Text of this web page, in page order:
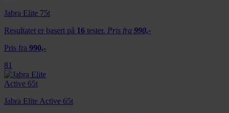
Jabra Elite 75t
Resultatet er basert på 16 tester. Pris fra 990,-
Pris fra 990,-
81
Jabra Elite Active 65t